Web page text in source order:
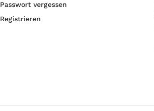
Passwort vergessen
Registrieren